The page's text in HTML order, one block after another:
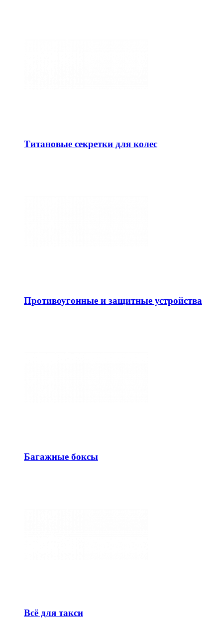
Титановые секретки для колес
Противоугонные и защитные устройства
Багажные боксы
Всё для такси